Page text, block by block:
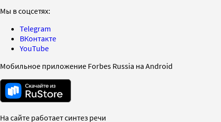
Мы в соцсетях:
Telegram
ВКонтакте
YouTube
Мобильное приложение Forbes Russia на Android
На сайте работает синтез речи